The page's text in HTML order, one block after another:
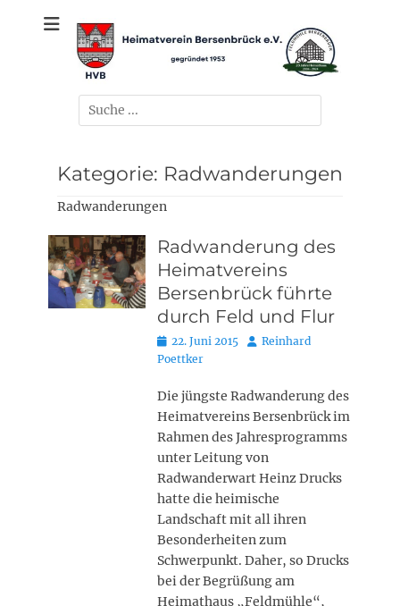
Heimatverein
Bersenbrück e.V.
gegründet 1953
Suchen
nach:
Kategorie: Radwanderungen
Radwanderungen
Radwanderung des
Heimatvereins
Bersenbrück führte
durch Feld und Flur
Posted
on
22. Juni 2015 AutorReinhard
Poettker
Die jüngste Radwanderung des
Heimatvereins Bersenbrück im
Rahmen des Jahresprogramms
unter Leitung von
Radwanderwart Heinz Drucks
hatte die heimische
Landschaft mit all ihren
Besonderheiten zum
Schwerpunkt. Daher, so Drucks
bei der Begrüßung am
Heimathaus „Feldmühle“,